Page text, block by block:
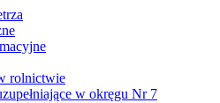
rolnictwie
w okręgu Nr 7